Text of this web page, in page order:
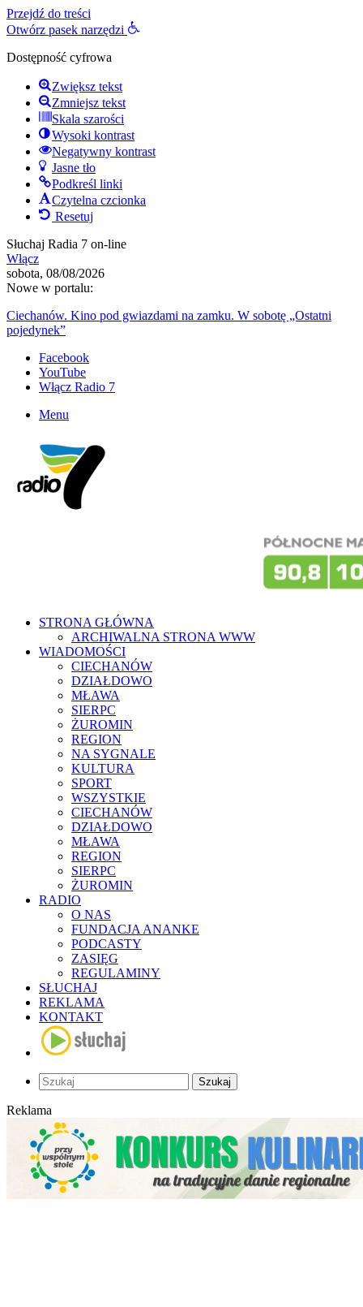
Przejdź do treści
Otwórz pasek narzędzi
Dostępność cyfrowa
Zwiększ tekst
Zmniejsz tekst
Skala szarości
Wysoki kontrast
Negatywny kontrast
Jasne tło
Podkreśl linki
Czytelna czcionka
Resetuj
Słuchaj Radia 7 on-line
Włącz
sobota, 08/08/2026
Nowe w portalu:
Ciechanów. Kino pod gwiazdami na zamku. W sobotę „Ostatni
pojedynek”
Facebook
YouTube
Włącz Radio 7
Menu
STRONA GŁÓWNA
ARCHIWALNA STRONA WWW
WIADOMOŚCI
CIECHANÓW
DZIAŁDOWO
MŁAWA
SIERPC
ŻUROMIN
REGION
NA SYGNALE
KULTURA
SPORT
WSZYSTKIE
CIECHANÓW
DZIAŁDOWO
MŁAWA
REGION
SIERPC
ŻUROMIN
RADIO
O NAS
FUNDACJA ANANKE
PODCASTY
ZASIĘG
REGULAMINY
SŁUCHAJ
REKLAMA
KONTAKT
Szukaj
Reklama